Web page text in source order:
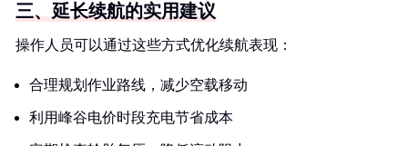
三、延长续航的实用建议
操作人员可以通过这些方式优化续航表现：
合理规划作业路线，减少空载移动
利用峰谷电价时段充电节省成本